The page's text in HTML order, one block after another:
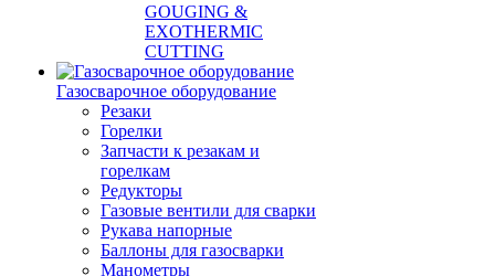
GOUGING &
EXOTHERMIC
CUTTING
Газосварочное оборудование
Резаки
Горелки
Запчасти к резакам и
горелкам
Редукторы
Газовые вентили для сварки
Рукава напорные
Баллоны для газосварки
Манометры